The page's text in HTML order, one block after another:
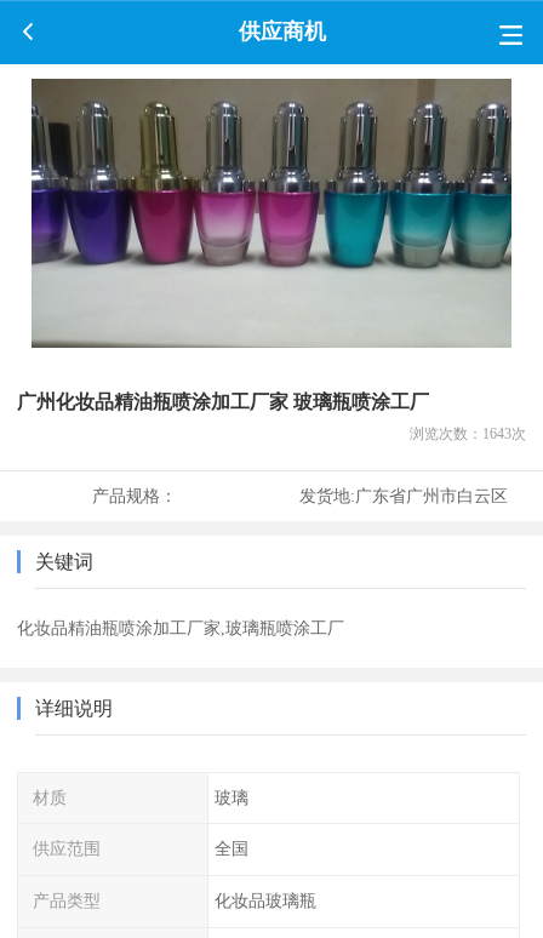
供应商机
广州化妆品精油瓶喷涂加工厂家 玻璃瓶喷涂工厂
浏览次数： 1643次
产品规格： 发货地:广东省广州市白云区
关键词
化妆品精油瓶喷涂加工厂家,玻璃瓶喷涂工厂
详细说明
材质 玻璃
供应范围 全国
产品类型 化妆品玻璃瓶